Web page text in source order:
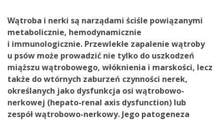
Wątroba i nerki są narządami ściśle powiązanymi
metabolicznie, hemodynamicznie
i immunologicznie. Przewlekłe zapalenie wątroby
u psów może prowadzić nie tylko do uszkodzeń
miąższu wątrobowego, włóknienia i marskości, lecz
także do wtórnych zaburzeń czynności nerek,
określanych jako dysfunkcja osi wątrobowo-
nerkowej (hepato-renal axis dysfunction) lub
zespół wątrobowo-nerkowy. Jego patogeneza